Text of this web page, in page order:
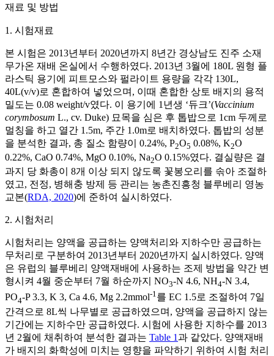
재료 및 방법
1. 시험재료
본 시험은 2013년부터 2020년까지 8년간 경상남도 진주 소재
무가온 재배 온실에서 수행하였다. 2013년 3월에 180L 원형 플
라스틱 용기에 피트모스와 펄라이트 용량을 각각 130L,
40L(v/v)로 혼합하여 넣었으며, 이때 혼합한 상토 배지의 용적
밀도는 0.08 weight/v였다. 이 용기에 1년생 ‘듀크’(Vaccinium
corymbosum L., cv. Duke) 묘목을 심은 후 톱밥으로 1cm 두께로
멀칭을 하고 열간 1.5m, 주간 1.0m로 배치하였다. 톱밥의 성분
을 분석한 결과, 총 질소 함량이 0.24%, P2O5 0.08%, K2O
0.22%, CaO 0.74%, MgO 0.10%, Na2O 0.15%였다. 결실량은 결
과지 당 화총이 8개 이상 되지 않도록 꽃봉오리를 솎아 조절하
였고, 전정, 병해충 방제 등 관리는 농촌진흥청 블루베리 영농
교본(RDA, 2020)에 준하여 실시하였다.
2. 시험처리
시험처리는 양액을 공급하는 양액처리와 지하수만 공급하는
무처리로 구분하여 2013년부터 2020년까지 실시하였다. 양액
은 유럽의 블루베리 양액재배에 사용하는 조제 방법을 약간 변
형시켜 4월 중순부터 7월 하순까지 NO3-N 4.6, NH4-N 3.4,
PO4-P 3.3, K 3, Ca 4.6, Mg 2.2mmol-1를 EC 1.5로 조절하여 7일
간격으로 8L씩 나무별로 공급하였으며, 양액을 공급하지 않는
기간에는 지하수만 공급하였다. 시험에 사용한 지하수를 2013
년 2월에 채취하여 분석한 결과는 Table 1과 같았다. 양액재배
가 배지의 화학성에 미치는 영향을 파악하기 위하여 시험 처리